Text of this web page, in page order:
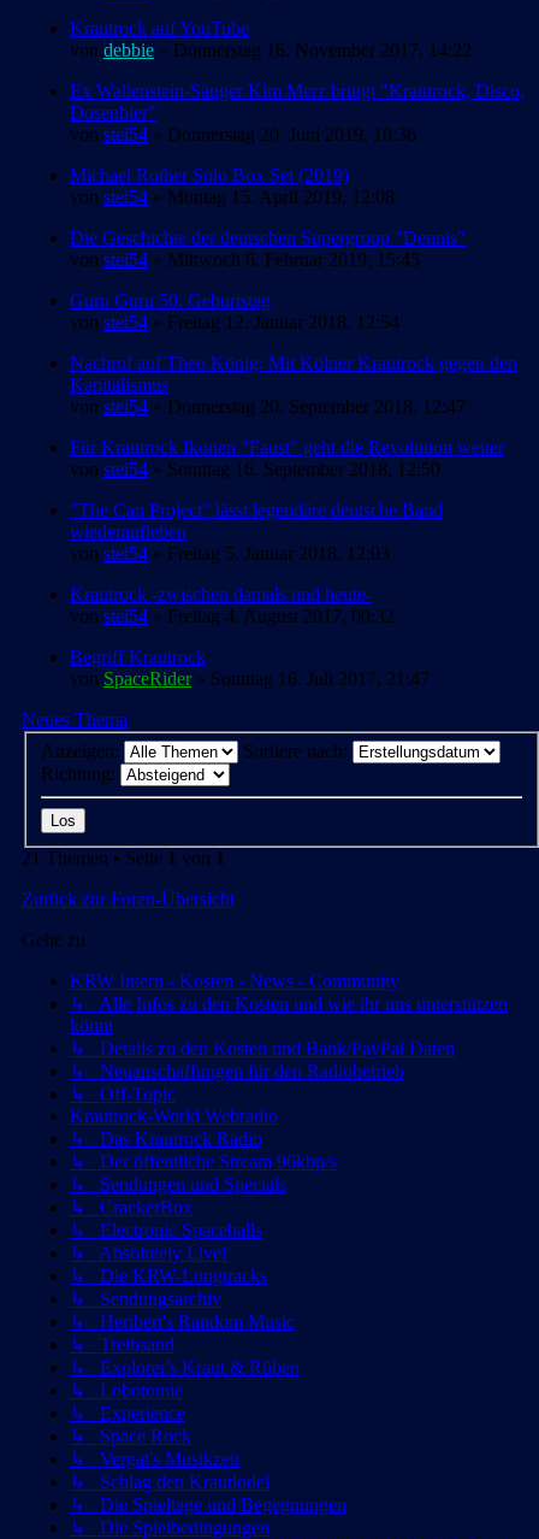
Krautrock auf YouTube
von debbie » Donnerstag 16. November 2017, 14:22
Ex Wallenstein-Sänger Kim Merz bringt "Krautrock, Disco,
Dosenbier"
von stei54 » Donnerstag 20. Juni 2019, 10:36
Michael Rother Solo Box Set (2019)
von stei54 » Montag 15. April 2019, 12:08
Die Geschichte der deutschen Supergroup "Dennis"
von stei54 » Mittwoch 6. Februar 2019, 15:45
Guru Guru 50. Geburtstag
von stei54 » Freitag 12. Januar 2018, 12:54
Nachruf auf Theo König: Mit Kölner Krautrock gegen den
Kapitalismus
von stei54 » Donnerstag 20. September 2018, 12:47
Für Krautrock Ikonen "Faust" geht die Revolution weiter
von stei54 » Sonntag 16. September 2018, 12:50
"The Can Project" lässt legendäre deutsche Band
wiederaufleben
von stei54 » Freitag 5. Januar 2018, 12:03
Krautrock -zwischen damals und heute-
von stei54 » Freitag 4. August 2017, 00:32
Begriff Krautrock
von SpaceRider» Sonntag 16. Juli 2017, 21:47
Neues Thema
Anzeigen:
Sortiere nach:
Richtung:
21 Themen • Seite 1 von 1
Zurück zur Foren-Übersicht
Gehe zu
KRW Intern - Kosten - News - Community
↳ Alle Infos zu den Kosten und wie ihr uns unterstützen
könnt
↳ Details zu den Kosten und Bank/PayPal Daten
↳ Neuanschaffungen für den Radiobetrieb
↳ Off-Topic
Krautrock-World Webradio
↳ Das Krautrock Radio
↳ Der öffentliche Stream 96kbp/s
↳ Sendungen und Specials
↳ CrackerBox
↳ Electronic Spaceballs
↳ Absolutely Live!
↳ Die KRW-Longtracks
↳ Sendungsarchiv
↳ Heribert's Random Music
↳ Treibsand
↳ Explorer's Kraut & Rüben
↳ Lobotomie
↳ Experience
↳ Space Rock
↳ Vergat's Musikzeit
↳ Schlag den Krautlodel
↳ Die Spieltage und Begegnungen
↳ Die Spielbedingungen